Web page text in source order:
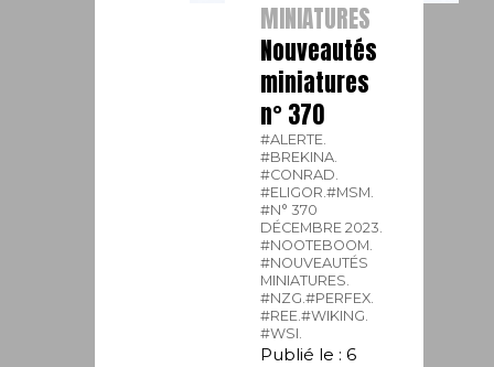
MINIATURES
Nouveautés
miniatures
n° 370
#ALERTE.
#BREKINA.
#CONRAD.
#ELIGOR.#MSM.
#N° 370
DÉCEMBRE 2023.
#NOOTEBOOM.
#NOUVEAUTÉS
MINIATURES.
#NZG.#PERFEX.
#REE.#WIKING.
#WSI.
Publié le : 6